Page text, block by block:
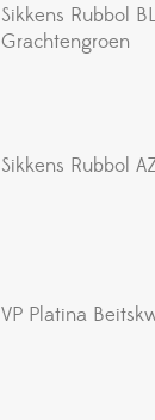
Sikkens Rubbol
Grachtengroen
Sikkens Rubbol
VP Platina